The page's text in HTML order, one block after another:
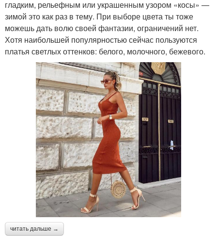
гладким, рельефным или украшенным узором «косы» —
зимой это как раз в тему. При выборе цвета ты тоже
можешь дать волю своей фантазии, ограничений нет.
Хотя наибольшей популярностью сейчас пользуются
платья светлых оттенков: белого, молочного, бежевого.
читать дальше →